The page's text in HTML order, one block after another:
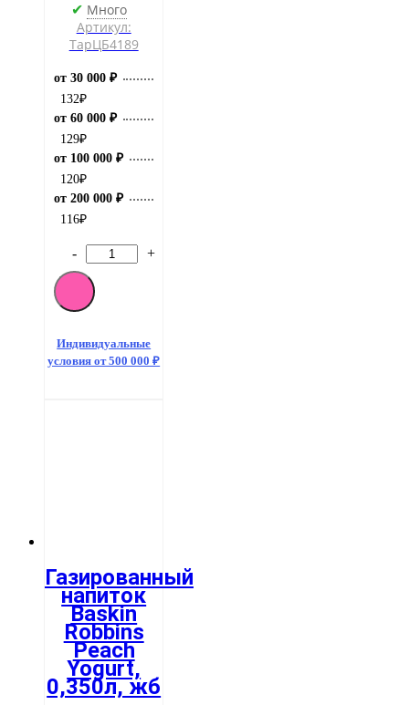
✔ Много
Артикул:
ТарЦБ4189
от 30 000 ₽
132₽
от 60 000 ₽
129₽
от 100 000 ₽
120₽
от 200 000 ₽
116₽
Количество
товара
Газированный
напиток
Robbins
Cotton
- +
Индивидуальные
условия от 500 000 ₽
Газированный
напиток
Baskin
Robbins
Peach
Yogurt,
0,350л, жб